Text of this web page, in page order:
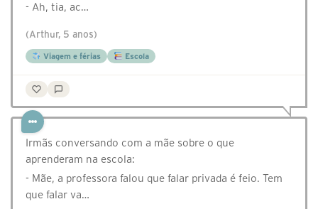
- Ah, tia, ac…
(Arthur, 5 anos)
Viagem e férias Escola
Irmãs conversando com a mãe sobre o que
aprenderam na escola:
- Mãe, a professora falou que falar privada é feio. Tem
que falar va…